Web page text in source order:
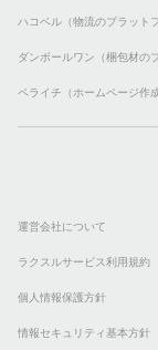
ハコベル（物流のプラット
ダンボールワン（梱包材の
ペライチ（ホームページ作
運営会社について
ラクスルサービス利用規約
個人情報保護方針
情報セキュリティ基本方針